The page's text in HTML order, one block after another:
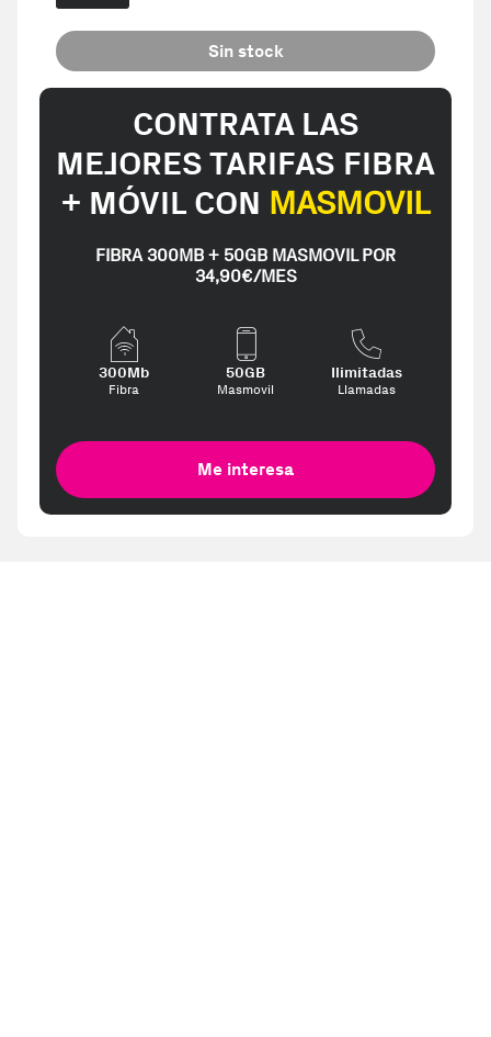
Sin stock
CONTRATA LAS
MEJORES TARIFAS FIBRA
+ MÓVIL CON MASMOVIL
FIBRA 300MB + 50GB MASMOVIL POR
34,90€/MES
300Mb
Fibra
50GB
Masmovil
Ilimitadas
Llamadas
Me interesa